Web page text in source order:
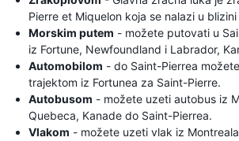
Pierre et Miquelon koja se nalazi u
Morskim putem - možete putovati u
iz Fortune, Newfoundland i Labrador,
Automobilom - do Saint-Pierrea
trajektom iz Fortunea za Saint-Pierre.
Autobusom - možete uzeti autobus iz
Quebeca, Kanade do Saint-Pierrea.
Vlakom - možete uzeti vlak iz